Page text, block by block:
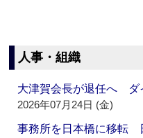
人事・組織
大津賀会長が退任へ ダ
2026年07月24日 (金)
事務所を日本橋に移転